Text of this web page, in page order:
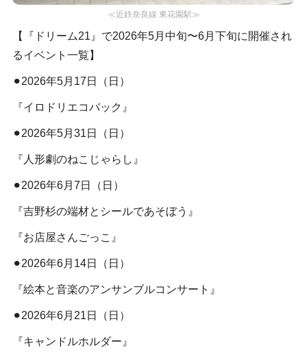
≪近鉄奈良線 東花園駅≫
【『ドリーム21』で2026年5月中旬〜6月下旬に開催され
るイベント一覧】
⚫︎2026年5月17日（日）
『イロドリエコバック』
⚫︎2026年5月31日（日）
『人形劇のねこじゃらし』
⚫︎2026年6月7日（日）
『吉野杉の端材とシールであそぼう』
『お店屋さんごっこ』
⚫︎2026年6月14日（日）
『絵本と音楽のアンサンブルコンサート』
⚫︎2026年6月21日（日）
『キャンドルホルダー』